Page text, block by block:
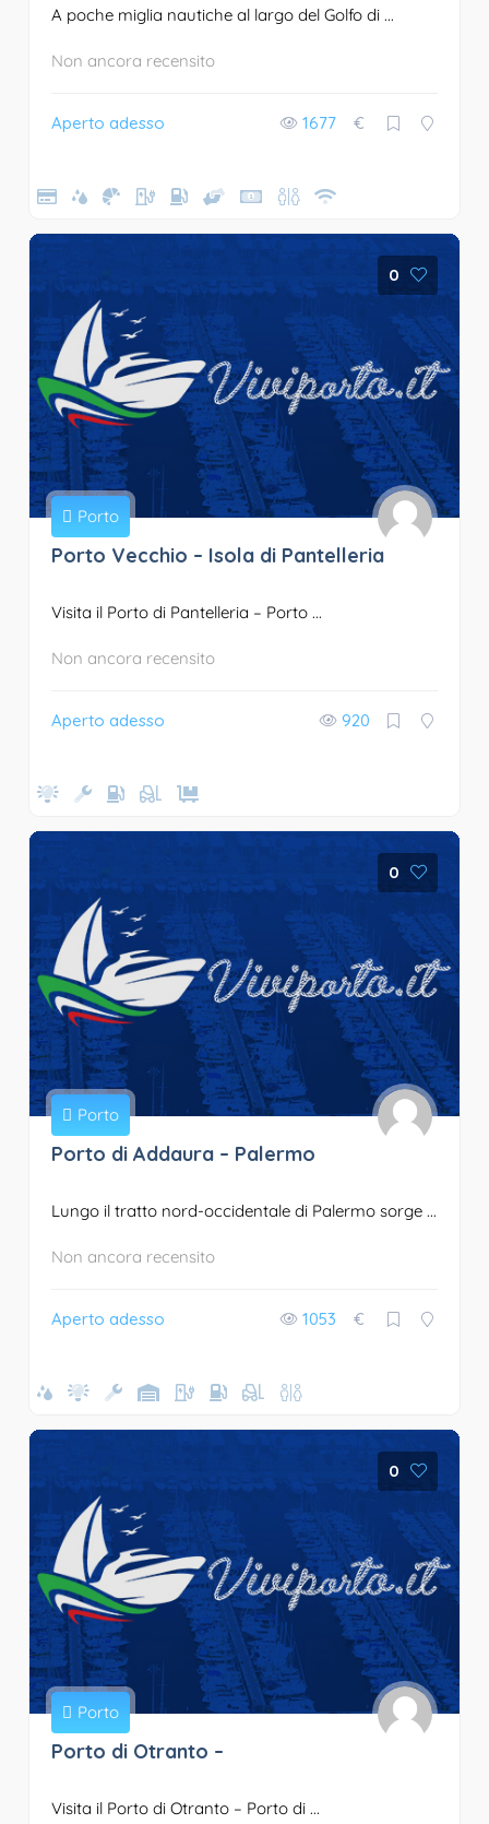
A poche miglia nautiche al largo del Golfo di ...
Non ancora recensito
Aperto adesso 1677 €
0
Porto
Porto Vecchio – Isola di Pantelleria
Visita il Porto di Pantelleria – Porto ...
Non ancora recensito
Aperto adesso 920
0
Porto
Porto di Addaura – Palermo
Lungo il tratto nord-occidentale di Palermo sorge ...
Non ancora recensito
Aperto adesso 1053 €
0
Porto
Porto di Otranto –
Visita il Porto di Otranto – Porto di ...